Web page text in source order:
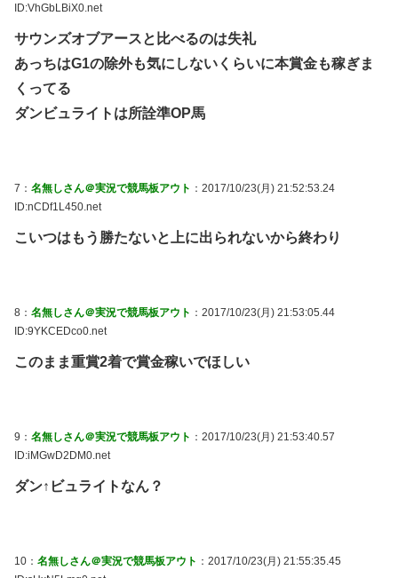
ID:VhGbLBiX0.net
サウンズオブアースと比べるのは失礼
あっちはG1の除外も気にしないくらいに本賞金も稼ぎま
くってる
ダンビュライトは所詮準OP馬
7： 名無しさん＠実況で競馬板アウト ：2017/10/23(月) 21:52:53.24
ID:nCDf1L450.net
こいつはもう勝たないと上に出られないから終わり
8： 名無しさん＠実況で競馬板アウト ：2017/10/23(月) 21:53:05.44
ID:9YKCEDco0.net
このまま重賞2着で賞金稼いでほしい
9： 名無しさん＠実況で競馬板アウト ：2017/10/23(月) 21:53:40.57
ID:iMGwD2DM0.net
ダン↑ビュライトなん？
10： 名無しさん＠実況で競馬板アウト ：2017/10/23(月) 21:55:35.45